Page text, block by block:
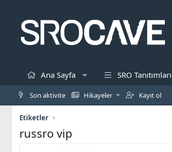
Ana Sayfa SRO Tanıtımları
Son aktivite Hikayeler Kayıt ol
Etiketler
russro vip